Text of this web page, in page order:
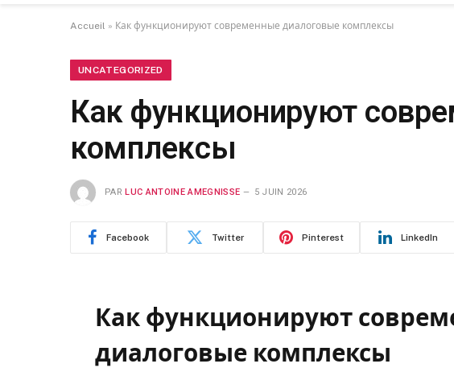
Accueil » Как функционируют современные диалоговые комплексы
UNCATEGORIZED
Как функционируют
комплексы
PAR LUC ANTOINE AMEGNISSE 5 JUIN 2026
Facebook Twitter Pinterest LinkedIn
Как функционируют
диалоговые комплексы